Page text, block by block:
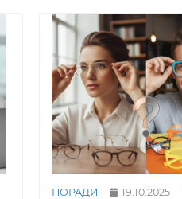
ПОРАДИ 19.10.2025